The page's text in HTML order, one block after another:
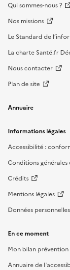
Qui sommes-nous ?
Nos missions
Le Standard de
La charte Santé.fr
Nous contacter
Plan de site
Annuaire
Informations légales
Accessibilité :
Conditions
Crédits
Mentions légales
Données
En ce moment
Mon bilan prévention
Annuaire de